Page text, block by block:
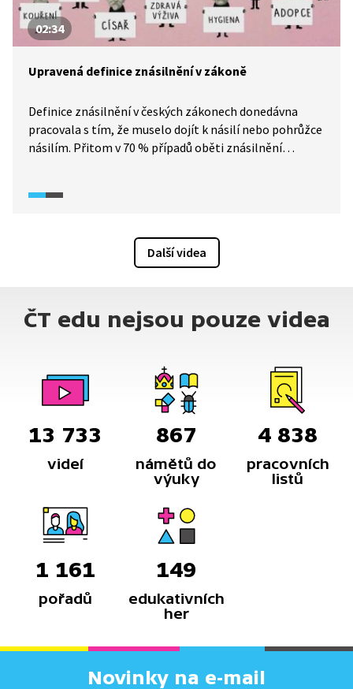
02:34
Upravená definice znásilnění v zákoně
Definice znásilnění v českých zákonech donedávna
pracovala s tím, že muselo dojít k násilí nebo pohrůžce
násilím. Přitom v 70 % případů oběti znásilnění
K tomu výrazně přispěla snaha političky a aktivistky
Na problematiku rovných práv a překážek, kterým ženy
čelí, se zaměřuje dokumentární seriál Potížistky
Další videa
ČT edu nejsou pouze videa
13 733
videí
867
námětů do
výuky
4 838
pracovních
listů
1 161
pořadů
149
edukativních
her
Novinky na e-mail